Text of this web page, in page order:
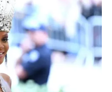
Σι και Πούτιν θα
συναντηθούν την επόμενη
εβδομάδα για πρώτη φορά
μετά...